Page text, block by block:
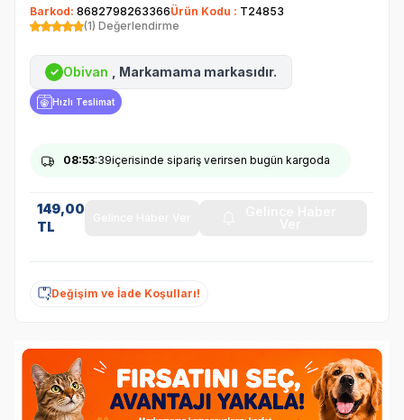
Barkod: 8682798263366Ürün Kodu : T24853
(1) Değerlendirme
✓ Obivan , Markamama markasıdır.
Hızlı Teslimat
08:53:39içerisinde sipariş verirsen bugün kargoda
149,00
TL
Değişim ve İade Koşulları!